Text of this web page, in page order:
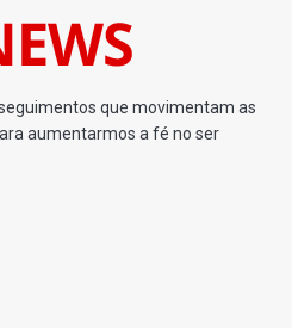
que movimentam as
aumentarmos a fé no ser